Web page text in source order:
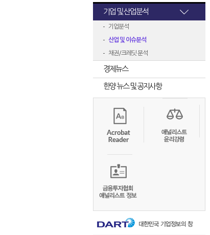
기업 및 산업분석
기업분석
산업 및 이슈분석
채권/크레딧 분석
경제뉴스
한양 뉴스 및 공지사항